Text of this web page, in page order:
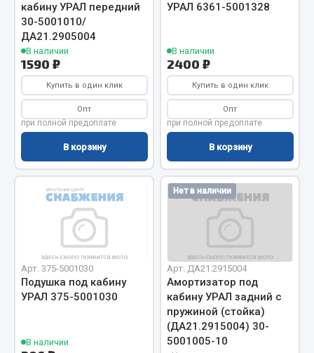
Рукава высокого давления
Весь раздел
Автомобильная электрика
Блоки реле и предохранителей
Вилки нагрузочные
Выключатели и переключатели клавишные
Выключатели кнопочные
Выключатель массы
Изолента
Показать ещё
кабину УРАЛ передний
30-5001010/
ДА21.2905004
В наличии
1590 ₽
Купить в один клик
Опт
при полной предоплате
В корзину
УРАЛ 6361-5001328
В наличии
2400 ₽
Купить в один клик
Опт
при полной предоплате
В корзину
Арт. 375-5001030
Подушка под кабину
УРАЛ 375-5001030
В наличии
Нет в наличии
Арт. ДА21.2915004
Амортизатор под
кабину УРАЛ задний с
пружиной (стойка)
(ДА21.2915004) 30-
5001005-10